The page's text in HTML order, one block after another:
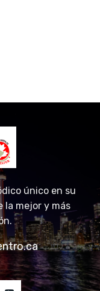
único en su
la mejor y más